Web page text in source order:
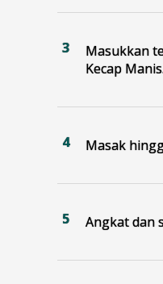
Masukkan
Kecap
Masak
Angkat dan